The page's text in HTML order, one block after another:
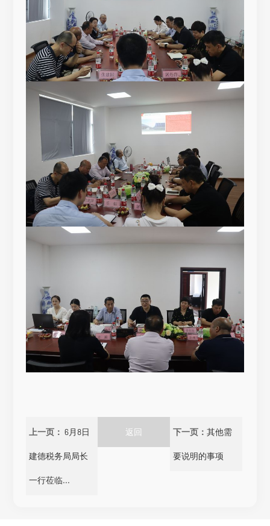
上一页： 6月8日
建德税务局局长
一行莅临...
返回 下一页：其他需
要说明的事项